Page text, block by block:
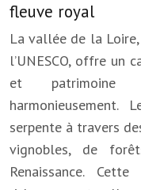
fleuve royal
La vallée de la
l’UNESCO, offre un
et patrimoine
serpente à travers
vignobles, de
Renaissance.